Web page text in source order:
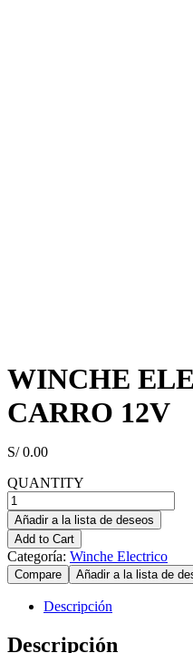
WINCHE
CARRO 12V
S/0.00
QUANTITY
WINCHE
ELECTRICO
PARA
CARRO
12V
cantidad
Añadir a la lista de deseos
Add to Cart
Categoría: Winche Electrico
Compare Añadir a la lista de
Descripción
Descripción